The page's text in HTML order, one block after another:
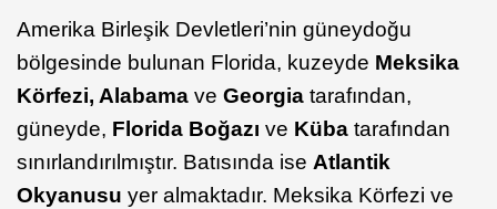
Amerika Birleşik Devletleri’nin güneydoğu
bölgesinde bulunan Florida, kuzeyde Meksika
Körfezi, Alabama ve Georgia tarafından,
güneyde, Florida Boğazı ve Küba tarafından
sınırlandırılmıştır. Batısında ise Atlantik
Okyanusu yer almaktadır. Meksika Körfezi ve